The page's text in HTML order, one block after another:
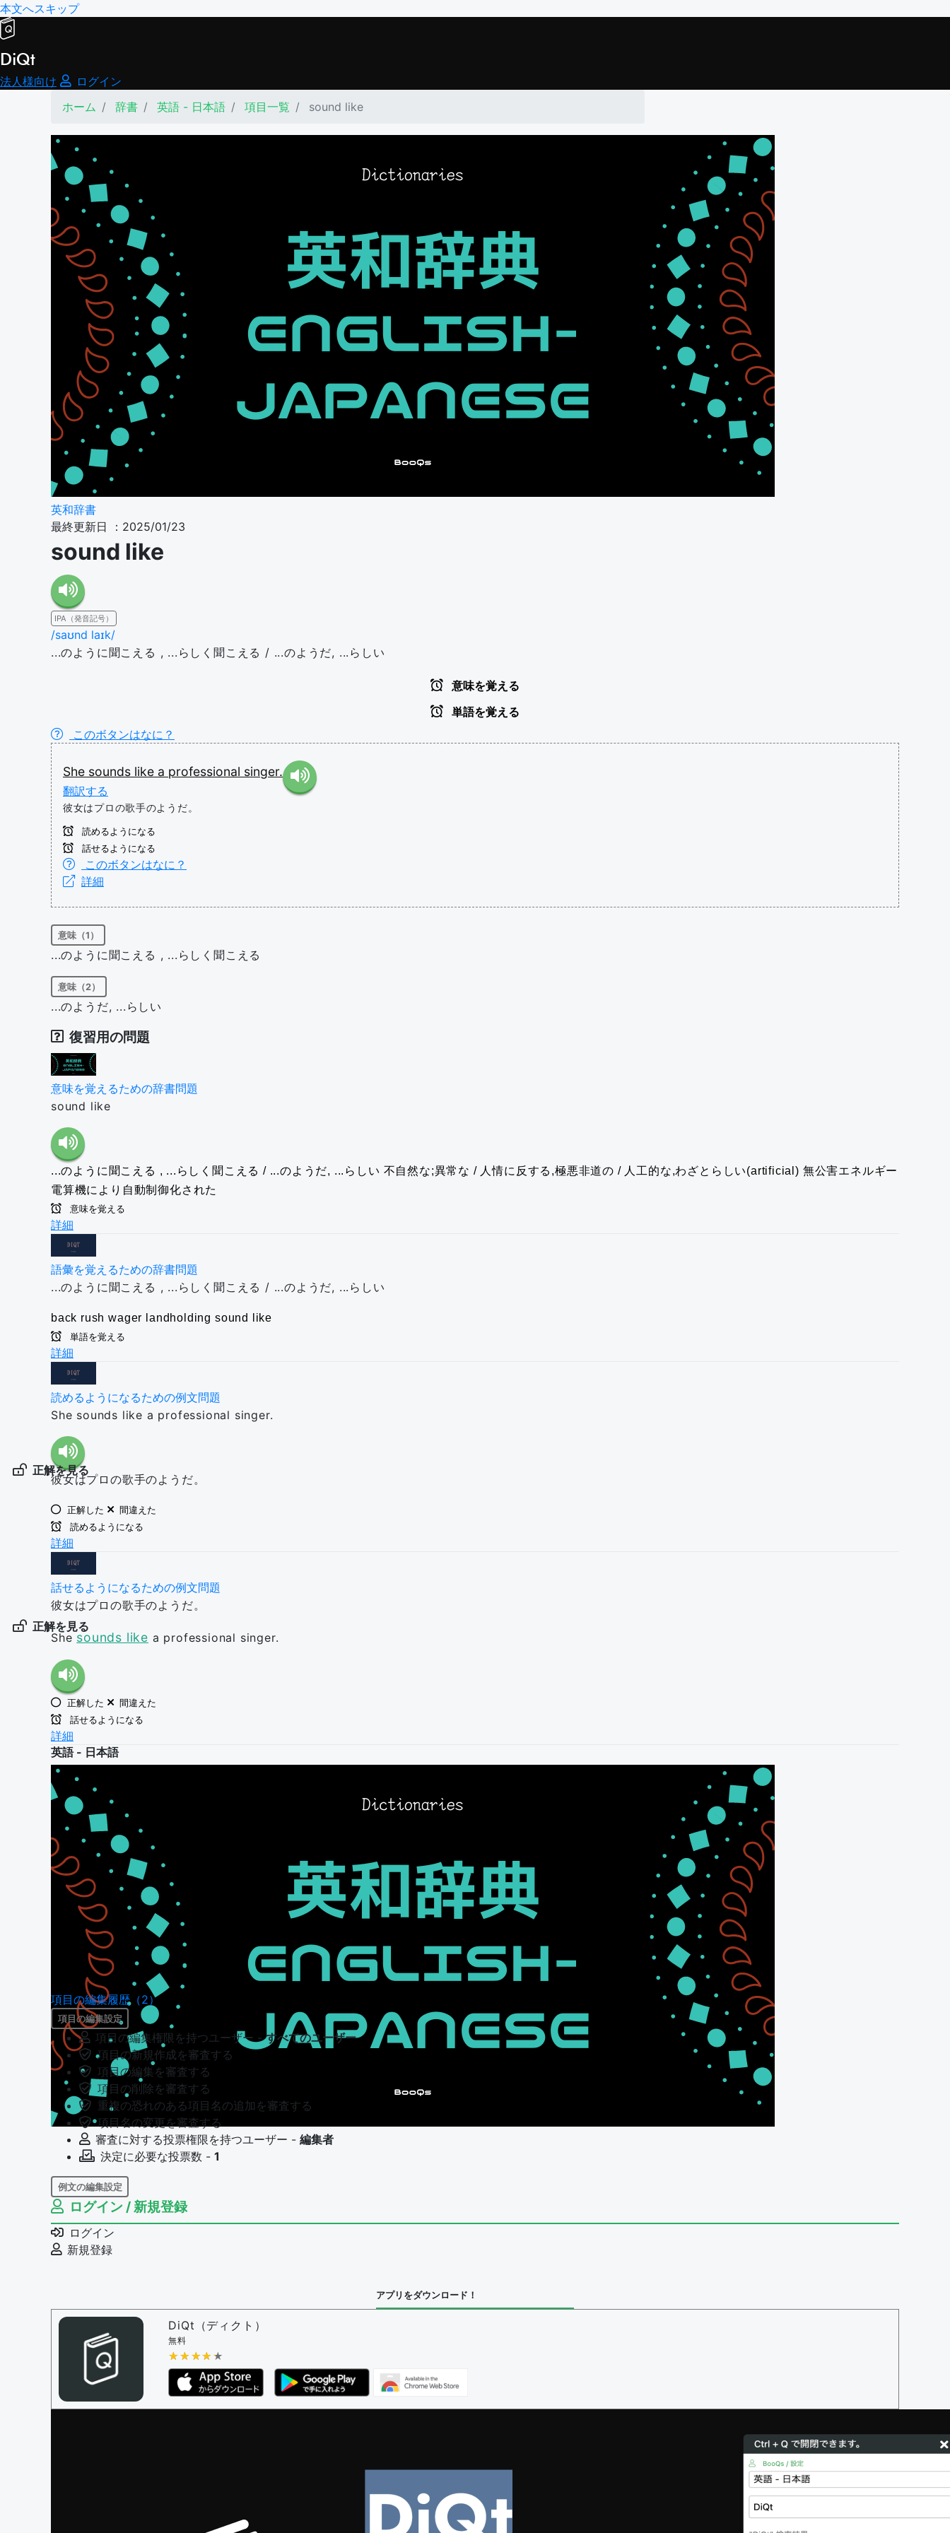
本文へスキップ
DiQt
法人様向け
ログイン
ホーム
辞書 英語 - 日本語 項目一覧 sound like
英和辞書
最終更新日 ：2025/01/23
sound like
IPA（発音記号）
/saʊnd laɪk/
...のように聞こえる , ...らしく聞こえる / ...のようだ, ...らしい
意味を覚える
単語を覚える
このボタンはなに？
She sounds like a professional singer.
翻訳する
彼女はプロの歌手のようだ。
読めるようになる
話せるようになる
このボタンはなに？
詳細
意味（1）
...のように聞こえる , ...らしく聞こえる
意味（2）
...のようだ, ...らしい
復習用の問題
意味を覚えるための辞書問題
sound like
...のように聞こえる , ...らしく聞こえる / ...のようだ, ...らしい 不自然な;異常な / 人情に反する,極悪非道の / 人工的な,わざとらしい(artificial) 無公害エネルギー
電算機により自動制御化された
意味を覚える
詳細
語彙を覚えるための辞書問題
...のように聞こえる , ...らしく聞こえる / ...のようだ, ...らしい
back rush wager landholding sound like
単語を覚える
詳細
読めるようになるための例文問題
She sounds like a professional singer.
正解を見る
彼女はプロの歌手のようだ。
正解した
間違えた
読めるようになる
詳細
話せるようになるための例文問題
彼女はプロの歌手のようだ。
正解を見る
She sounds like a professional singer.
正解した
間違えた
話せるようになる
詳細
英語 - 日本語
項目の編集履歴（2）
項目の編集設定
項目の編集権限を持つユーザー -すべてのユーザー
項目の新規作成を審査する
項目の編集を審査する
項目の削除を審査する
重複の恐れのある項目名の追加を審査する
項目名の変更を審査する
審査に対する投票権限を持つユーザー - 編集者
決定に必要な投票数 - 1
例文の編集設定
例文の編集権限を持つユーザー -
例文の編集を審査する
例文の削除を審査する
審査に対する投票権限を持つユーザー -
問題の編集権限を持つユーザー -
審査に対する投票権限を持つユーザー -
決定に必要な投票数 -1
編集ガイドライン
ログイン / 新規登録
ログイン
新規登録
アプリをダウンロード！
DiQt（ディクト）
無料
★★★★★
★★★★★